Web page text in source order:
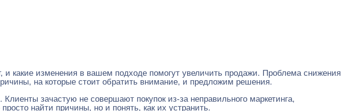
какие изменения в вашем подходе помогут увеличить продажи. Проблема снижения
на которые стоит обратить внимание, и предложим решения.
зачастую не совершают покупок из-за неправильного маркетинга,
найти причины, но и понять, как их устранить.